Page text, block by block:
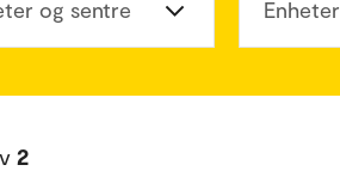
og sentre Enheter
2